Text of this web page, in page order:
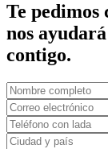
Te pedimos
nos
contigo.